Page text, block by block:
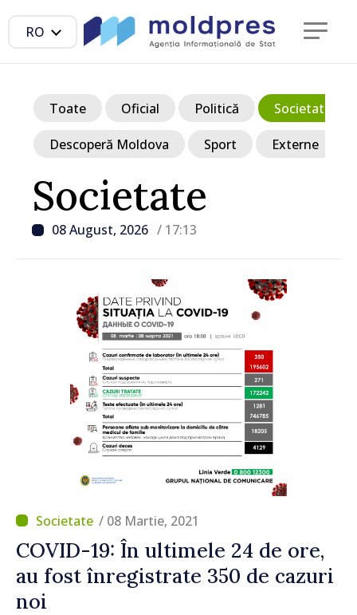
RO
Societate
08 August, 2026 / 17:13
Toate Oficial Politică Societate
Descoperă Moldova Sport Externe
/ 08 Martie, 2021
COVID-19: În ultimele 24 de ore,
au fost înregistrate 350 de cazuri
noi